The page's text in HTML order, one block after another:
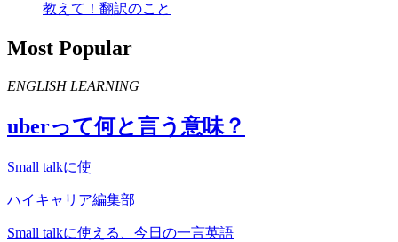
教えて！翻訳のこと
Most Popular
ENGLISH LEARNING
uberって何と言う意味？
Small talkに使
ハイキャリア編集部
Small talkに使える、今日の一言英語